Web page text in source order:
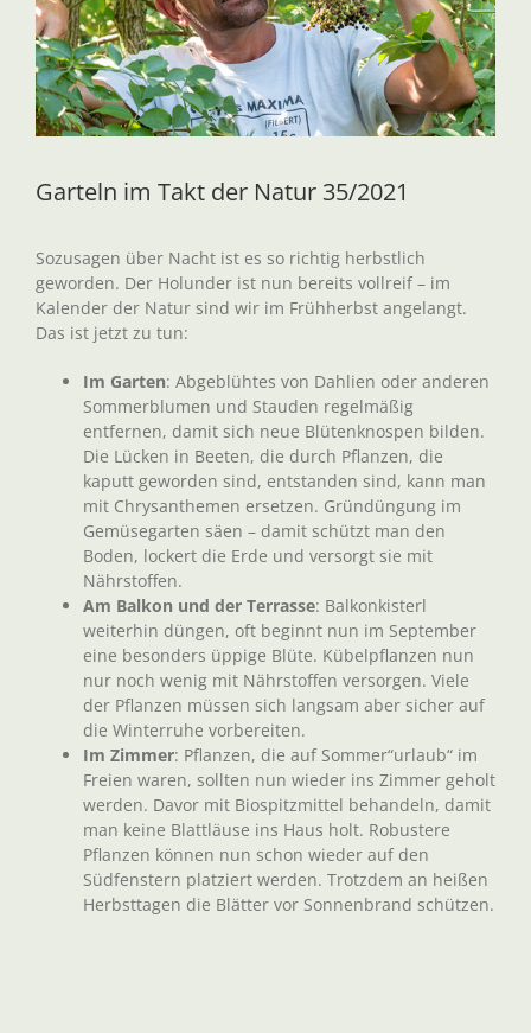
Garteln im Takt der Natur 35/2021
Sozusagen über Nacht ist es so richtig herbstlich
geworden. Der Holunder ist nun bereits vollreif – im
Kalender der Natur sind wir im Frühherbst angelangt.
Das ist jetzt zu tun:
Im Garten: Abgeblühtes von Dahlien oder anderen
Sommerblumen und Stauden regelmäßig
entfernen, damit sich neue Blütenknospen bilden.
Die Lücken in Beeten, die durch Pflanzen, die
kaputt geworden sind, entstanden sind, kann man
mit Chrysanthemen ersetzen. Gründüngung im
Gemüsegarten säen – damit schützt man den
Boden, lockert die Erde und versorgt sie mit
Nährstoffen.
Am Balkon und der Terrasse: Balkonkisterl
weiterhin düngen, oft beginnt nun im September
eine besonders üppige Blüte. Kübelpflanzen nun
nur noch wenig mit Nährstoffen versorgen. Viele
der Pflanzen müssen sich langsam aber sicher auf
die Winterruhe vorbereiten.
Im Zimmer: Pflanzen, die auf Sommer“urlaub“ im
Freien waren, sollten nun wieder ins Zimmer geholt
werden. Davor mit Biospitzmittel behandeln, damit
man keine Blattläuse ins Haus holt. Robustere
Pflanzen können nun schon wieder auf den
Südfenstern platziert werden. Trotzdem an heißen
Herbsttagen die Blätter vor Sonnenbrand schützen.